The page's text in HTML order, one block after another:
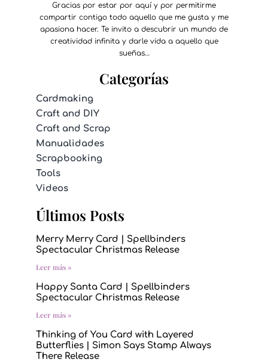
Gracias por estar por aquí y por permitirme
compartir contigo todo aquello que me gusta y me
apasiona hacer. Te invito a descubrir un mundo de
creatividad infinita y darle vida a aquello que
sueñas…
Categorías
Cardmaking
Craft and DIY
Craft and Scrap
Manualidades
Scrapbooking
Tools
Videos
Últimos Posts
Merry Merry Card | Spellbinders
Spectacular Christmas Release
Leer más »
Happy Santa Card | Spellbinders
Spectacular Christmas Release
Leer más »
Thinking of You Card with Layered
Butterflies | Simon Says Stamp Always
There Release